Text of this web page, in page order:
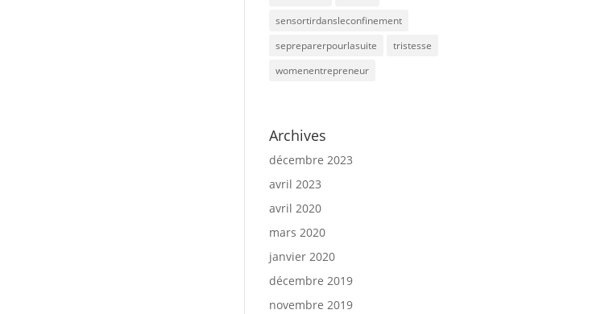
sensortirdansleconfinement
sepreparerpourlasuite
tristesse
womenentrepreneur
Archives
décembre 2023
avril 2023
avril 2020
mars 2020
janvier 2020
décembre 2019
novembre 2019